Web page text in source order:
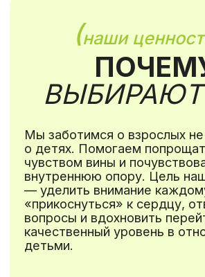
интересных и великих дел, что дети
сами забудут про гаджеты и
включатся в настоящую, яркую
жизнь здесь и сейчас. Педагоги
внимательно и бережно помогают
тем, кому переключиться немного
тяжелее, чем остальным.
Каждый, кто приезжает к нам в гости,
отмечает особенную энергетику,
спокойную и благостную атмосферу.
УСАДЬБА ВАЛУЙКИ—
ЗЕМЛЯ ВЕЛИКИХ ДЕЛ
(о нас говорят)